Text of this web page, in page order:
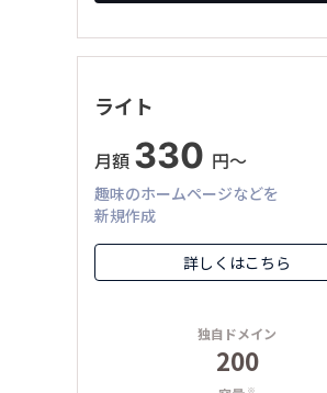
ライト
月額 330 円〜
趣味のホームページなどを
新規作成
詳しくはこちら
独自ドメイン
200
※